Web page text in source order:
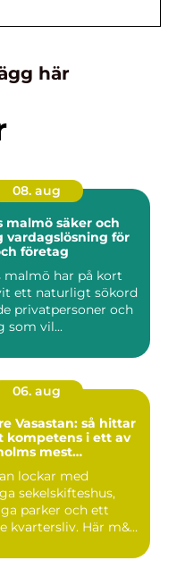
här
08. aug
säker och
vardagslösning för
företag
malmö har på kort
ett naturligt sökord
privatpersoner och
som vil...
06. aug
Vasastan: så hittar
kompetens i ett av
mest
lockar med
sekelskifteshus,
parker och ett
kvartersliv. Här m&...